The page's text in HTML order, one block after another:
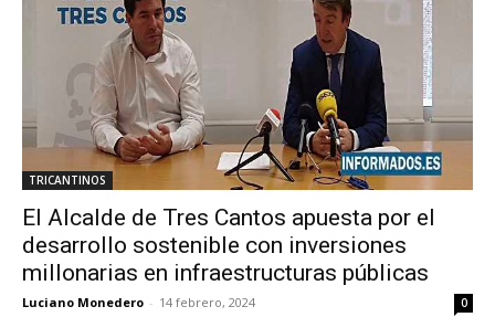
TRICANTINOS
El Alcalde de Tres Cantos apuesta por el
desarrollo sostenible con inversiones
millonarias en infraestructuras públicas
Luciano Monedero - 14 febrero, 2024 0